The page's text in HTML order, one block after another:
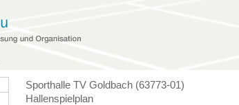
Sporthalle TV Goldbach (63773-01)
Hallenspielplan